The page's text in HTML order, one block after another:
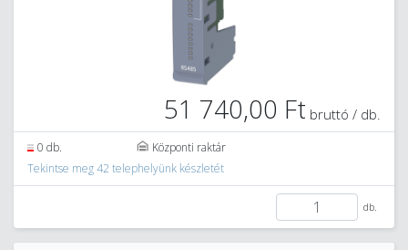
51 740,00 Ft bruttó / db.
0 db.
Központi raktár
Tekintse meg 42 telephelyünk készletét
db.